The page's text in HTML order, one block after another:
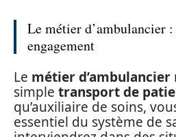
Le métier d’ambulancier
engagement
Le métier d’ambulancier
simple transport de
qu’auxiliaire de soins,
essentiel du système de